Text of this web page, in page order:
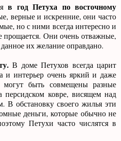
в год Петуха по восточному
верные и искренние, они часто
но с ними всегда интересно и
прощается. Они очень отважные,
их желание оправдано.
В доме Петухов всегда царит
и интерьер очень яркий и даже
быть совмещены разные
персидском ковре, висящем над
В обстановку своего жилья эти
деньги, которые обычно не
Петухи часто числятся в